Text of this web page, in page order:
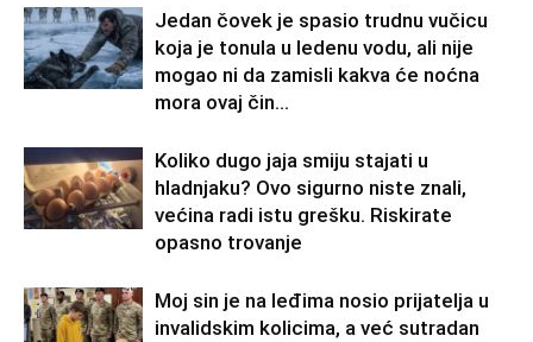
Jedan čovek je spasio trudnu vučicu
koja je tonula u ledenu vodu, ali nije
mogao ni da zamisli kakva će noćna
mora ovaj čin...
Koliko dugo jaja smiju stajati u
hladnjaku? Ovo sigurno niste znali,
većina radi istu grešku. Riskirate
opasno trovanje
Moj sin je na leđima nosio prijatelja u
invalidskim kolicima, a već sutradan